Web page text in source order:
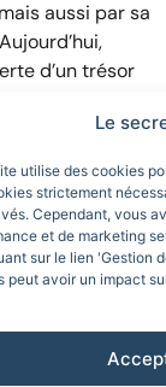
Le
utilise des cookies
strictement
Cependant, vous
et de marketing
sur le lien 'Gestion
peut avoir un impact
aussi par sa
d’un trésor
brunch à
le Monbazillac
En savoir plus